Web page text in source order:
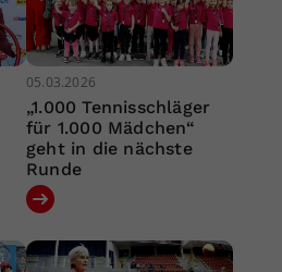
05.03.2026
„1.000 Tennisschläger
für 1.000 Mädchen“
geht in die nächste
Runde